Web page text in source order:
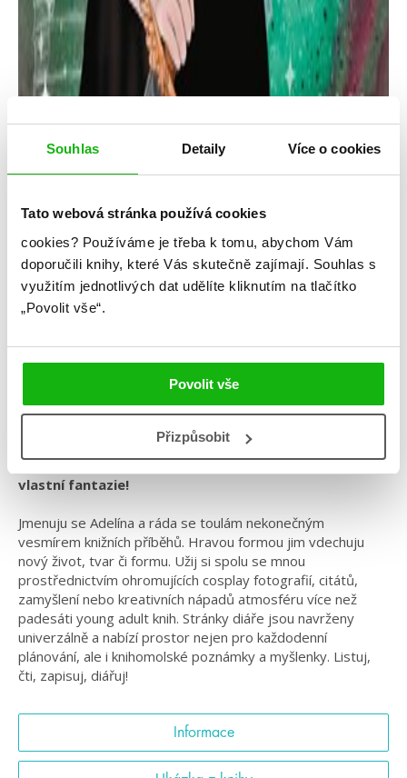
Souhlas Detaily Více o cookies
Tato webová stránka používá cookies
cookies? Používáme je třeba k tomu, abychom Vám
doporučili knihy, které Vás skutečně zajímají. Souhlas s
využitím jednotlivých dat udělíte kliknutím na tlačítko
„Povolit vše“.
Povolit vše
Přizpůsobit
Žánr: Ostatní
Knihomolský diář
Adéla Schneiderová
#grafickyvytuněné
#knihomolskýdiář
Vítej ve světě knih, kde jediným limitem je tvoje
vlastní fantazie!
Jmenuju se Adelína a ráda se toulám nekonečným
vesmírem knižních příběhů. Hravou formou jim vdechuju
nový život, tvar či formu. Užij si spolu se mnou
prostřednictvím ohromujících cosplay fotografií, citátů,
zamyšlení nebo kreativních nápadů atmosféru více než
padesáti young adult knih. Stránky diáře jsou navrženy
univerzálně a nabízí prostor nejen pro každodenní
plánování, ale i knihomolské poznámky a myšlenky. Listuj,
čti, zapisuj, diářuj!
Informace